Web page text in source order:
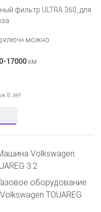
фильтр ULTRA 360, для
ключ» можно
17000 км
8 лет